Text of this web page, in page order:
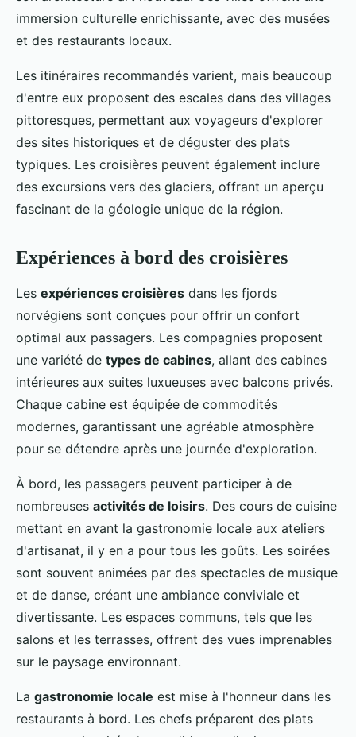
immersion culturelle enrichissante, avec des musées
et des restaurants locaux.
Les itinéraires recommandés varient, mais beaucoup
d'entre eux proposent des escales dans des villages
pittoresques, permettant aux voyageurs d'explorer
des sites historiques et de déguster des plats
typiques. Les croisières peuvent également inclure
des excursions vers des glaciers, offrant un aperçu
fascinant de la géologie unique de la région.
Expériences à bord des croisières
Les expériences croisières dans les fjords
norvégiens sont conçues pour offrir un confort
optimal aux passagers. Les compagnies proposent
une variété de types de cabines, allant des cabines
intérieures aux suites luxueuses avec balcons privés.
Chaque cabine est équipée de commodités
modernes, garantissant une agréable atmosphère
pour se détendre après une journée d'exploration.
À bord, les passagers peuvent participer à de
nombreuses activités de loisirs. Des cours de cuisine
mettant en avant la gastronomie locale aux ateliers
d'artisanat, il y en a pour tous les goûts. Les soirées
sont souvent animées par des spectacles de musique
et de danse, créant une ambiance conviviale et
divertissante. Les espaces communs, tels que les
salons et les terrasses, offrent des vues imprenables
sur le paysage environnant.
La gastronomie locale est mise à l'honneur dans les
restaurants à bord. Les chefs préparent des plats